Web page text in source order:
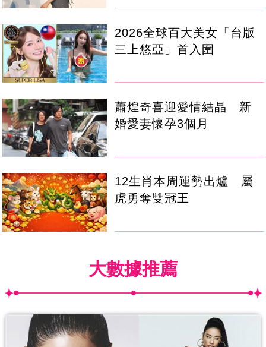
2026全球百大美女「台版
三上悠亞」首入圍
蕭煌奇喜迎愛情結晶 新
婚愛妻懷孕3個月
12生肖本周運勢出爐 屬
虎勇奪雙冠王
大數據推薦